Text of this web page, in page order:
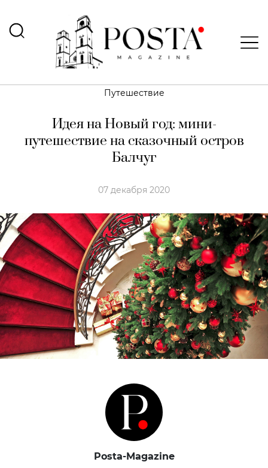
Путешествие
Идея на Новый год: мини-
путешествие на сказочный остров
Балчуг
07 декабря 2020
Posta-Magazine